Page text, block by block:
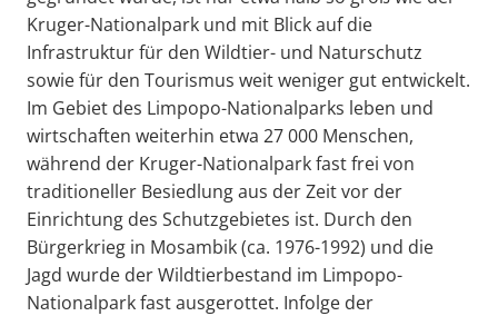
Kruger-Nationalpark und mit Blick auf die
Infrastruktur für den Wildtier- und Naturschutz
sowie für den Tourismus weit weniger gut entwickelt.
Im Gebiet des Limpopo-Nationalparks leben und
wirtschaften weiterhin etwa 27 000 Menschen,
während der Kruger-Nationalpark fast frei von
traditioneller Besiedlung aus der Zeit vor der
Einrichtung des Schutzgebietes ist. Durch den
Bürgerkrieg in Mosambik (ca. 1976-1992) und die
Jagd wurde der Wildtierbestand im Limpopo-
Nationalpark fast ausgerottet. Infolge der